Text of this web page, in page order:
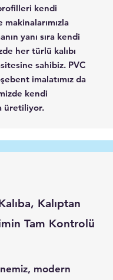
kendi
makinalarımızla
yanı sıra kendi
her türlü kalıbı
sahibiz. PVC
imalatımız da
kendi
üretiliyor.
Kalıptan
Tam Kontrolü
modern